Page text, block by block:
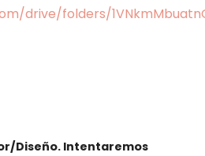
drive/folders/
Diseño. Intentaremos